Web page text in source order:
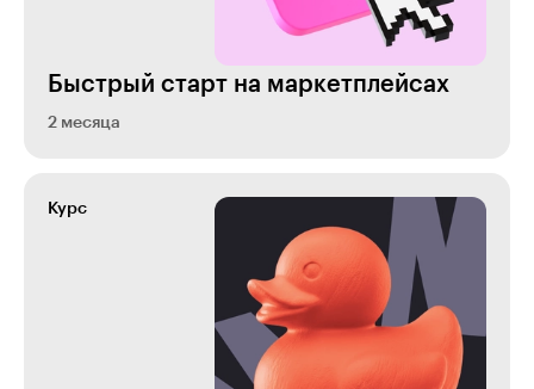
Быстрый старт на маркетплейсах
2 месяца
Курс